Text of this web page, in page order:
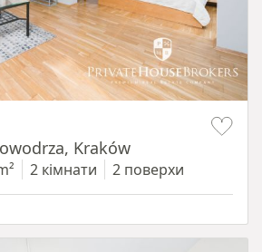
Kraków
2 кімнати 2 поверхи